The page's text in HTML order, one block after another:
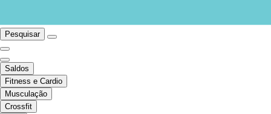
Pesquisar
Saldos
Fitness e Cardio
Musculação
Crossfit